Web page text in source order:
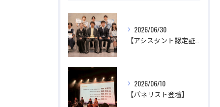
2026/06/30
2026/06/10
【パネリスト登壇】
公式ラジオ番組「ダンスのとなり」スタート！ スタ
ジオのこと、先生たちのことなどゆるく配信中
公式ラジオ番組「ダンスのとなり」スタート！ スタ
ジオのこと、先生たちのことなどゆるく配信中